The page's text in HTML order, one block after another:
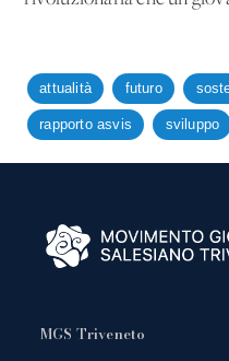
attualità futuro
rapporto asvis sviluppo
MGS Triveneto